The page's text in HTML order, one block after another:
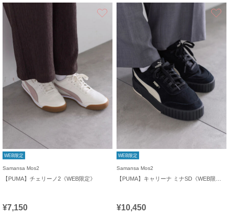
お気に入り
WEB限定
Samansa Mos2
【PUMA】チェリーノ2《WEB限定》
¥7,150
WEB限定
Samansa Mos2
¥10,450